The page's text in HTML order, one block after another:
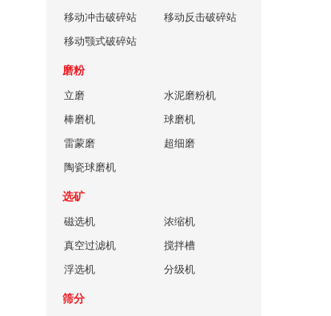
移动冲击破碎站
移动反击破碎站
移动颚式破碎站
磨粉
立磨
水泥磨粉机
棒磨机
球磨机
雷蒙磨
超细磨
陶瓷球磨机
选矿
磁选机
浓缩机
真空过滤机
搅拌槽
浮选机
分级机
筛分